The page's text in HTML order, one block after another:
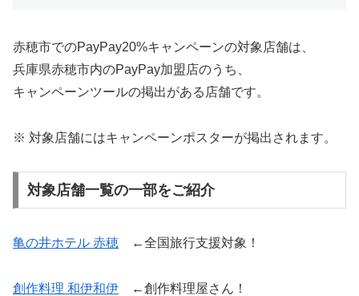
赤穂市でのPayPay20%キャンペーンの対象店舗は、
兵庫県赤穂市内のPayPay加盟店のうち、
キャンペーンツールの掲出がある店舗です。
※ 対象店舗にはキャンペーンポスターが掲出されます。
対象店舗一覧の一部をご紹介
亀の井ホテル 赤穂 ←全国旅行支援対象！
創作料理 和伊和伊 ←創作料理屋さん！